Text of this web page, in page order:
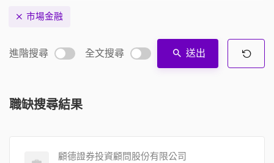
市場金融
進階搜尋 全文搜尋 送出
職缺搜尋結果
顧德證券投資顧問股份有限公司